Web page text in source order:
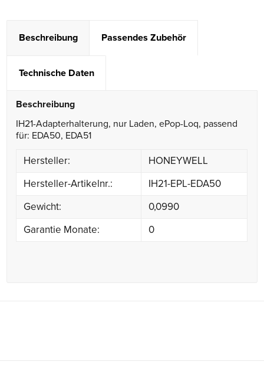
Beschreibung Passendes Zubehör
Technische Daten
Beschreibung
IH21-Adapterhalterung, nur Laden, ePop-Loq, passend
für: EDA50, EDA51
Hersteller:
HONEYWELL
Hersteller-Artikelnr.:
IH21-EPL-EDA50
Gewicht:
0,0990
Garantie Monate:
0